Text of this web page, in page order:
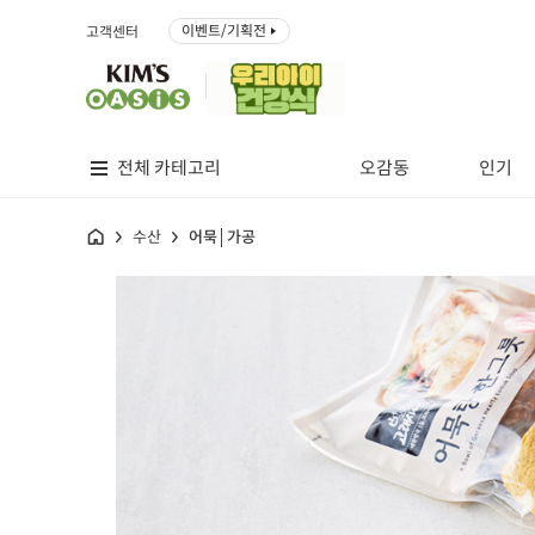
고객센터 이벤트/기획전
전체 카테고리 오감동 인기
홈 수산 어묵│가공